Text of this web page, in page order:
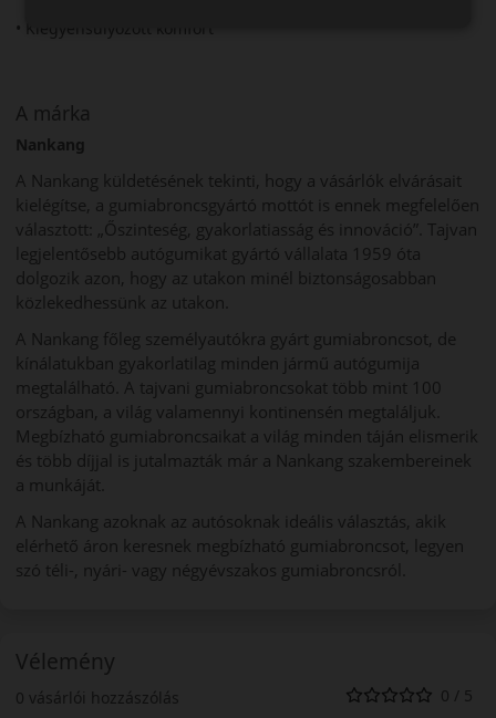
• Kiegyensúlyozott komfort
A márka
Nankang
A Nankang küldetésének tekinti, hogy a vásárlók elvárásait
kielégítse, a gumiabroncsgyártó mottót is ennek megfelelően
választott: „Őszinteség, gyakorlatiasság és innováció”. Tajvan
legjelentősebb autógumikat gyártó vállalata 1959 óta
dolgozik azon, hogy az utakon minél biztonságosabban
közlekedhessünk az utakon.
A Nankang főleg személyautókra gyárt gumiabroncsot, de
kínálatukban gyakorlatilag minden jármű autógumija
megtalálható. A tajvani gumiabroncsokat több mint 100
országban, a világ valamennyi kontinensén megtaláljuk.
Megbízható gumiabroncsaikat a világ minden táján elismerik
és több díjjal is jutalmazták már a Nankang szakembereinek
a munkáját.
A Nankang azoknak az autósoknak ideális választás, akik
elérhető áron keresnek megbízható gumiabroncsot, legyen
szó téli-, nyári- vagy négyévszakos gumiabroncsról.
Vélemény
0 vásárlói hozzászólás 0 / 5